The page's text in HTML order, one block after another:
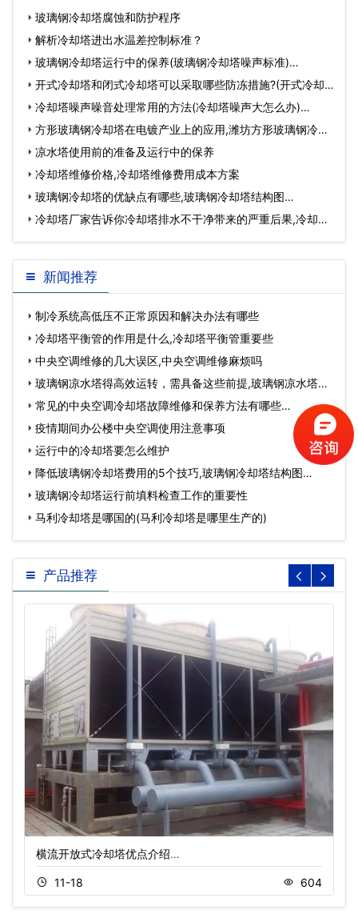
玻璃钢冷却塔腐蚀和防护程序
解析冷却塔进出水温差控制标准？
玻璃钢冷却塔运行中的保养(玻璃钢冷却塔噪声标准)…
开式冷却塔和闭式冷却塔可以采取哪些防冻措施?(开式冷却
塔和闭式冷却…
冷却塔噪声噪音处理常用的方法(冷却塔噪声大怎么办)…
方形玻璃钢冷却塔在电镀产业上的应用,潍坊方形玻璃钢冷却
塔…凉水塔使用前的准备及运行中的保养
冷却塔维修价格,冷却塔维修费用成本方案
玻璃钢冷却塔的优缺点有哪些,玻璃钢冷却塔结构图…
冷却塔厂家告诉你冷却塔排水不干净带来的严重后果,冷却塔
十大厂家排名…
新闻推荐
制冷系统高低压不正常原因和解决办法有哪些
冷却塔平衡管的作用是什么,冷却塔平衡管重要些
中央空调维修的几大误区,中央空调维修麻烦吗
玻璃钢凉水塔得高效运转，需具备这些前提,玻璃钢凉水塔型
号大全…
常见的中央空调冷却塔故障维修和保养方法有哪些…
疫情期间办公楼中央空调使用注意事项
运行中的冷却塔要怎么维护
降低玻璃钢冷却塔费用的5个技巧,玻璃钢冷却塔结构图…
玻璃钢冷却塔运行前填料检查工作的重要性
马利冷却塔是哪国的(马利冷却塔是哪里生产的)
产品推荐
横流开放式冷却塔优点介绍…
11-18 604